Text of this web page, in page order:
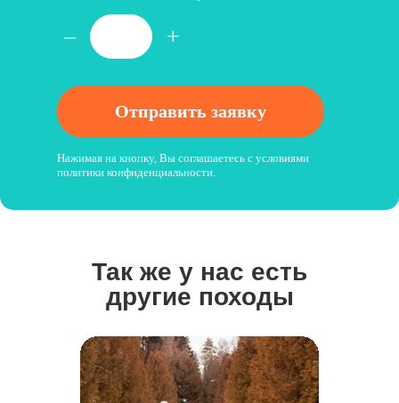
– +
Отправить заявку
Нажимая на кнопку, Вы соглашаетесь с условиями
политики конфиденциальности.
Так же у нас есть
другие походы